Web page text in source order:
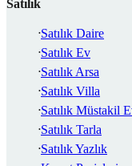
Satılık
Satılık Daire
Satılık Ev
Satılık Arsa
Satılık Villa
Satılık Müstakil
Satılık Tarla
Satılık Yazlık